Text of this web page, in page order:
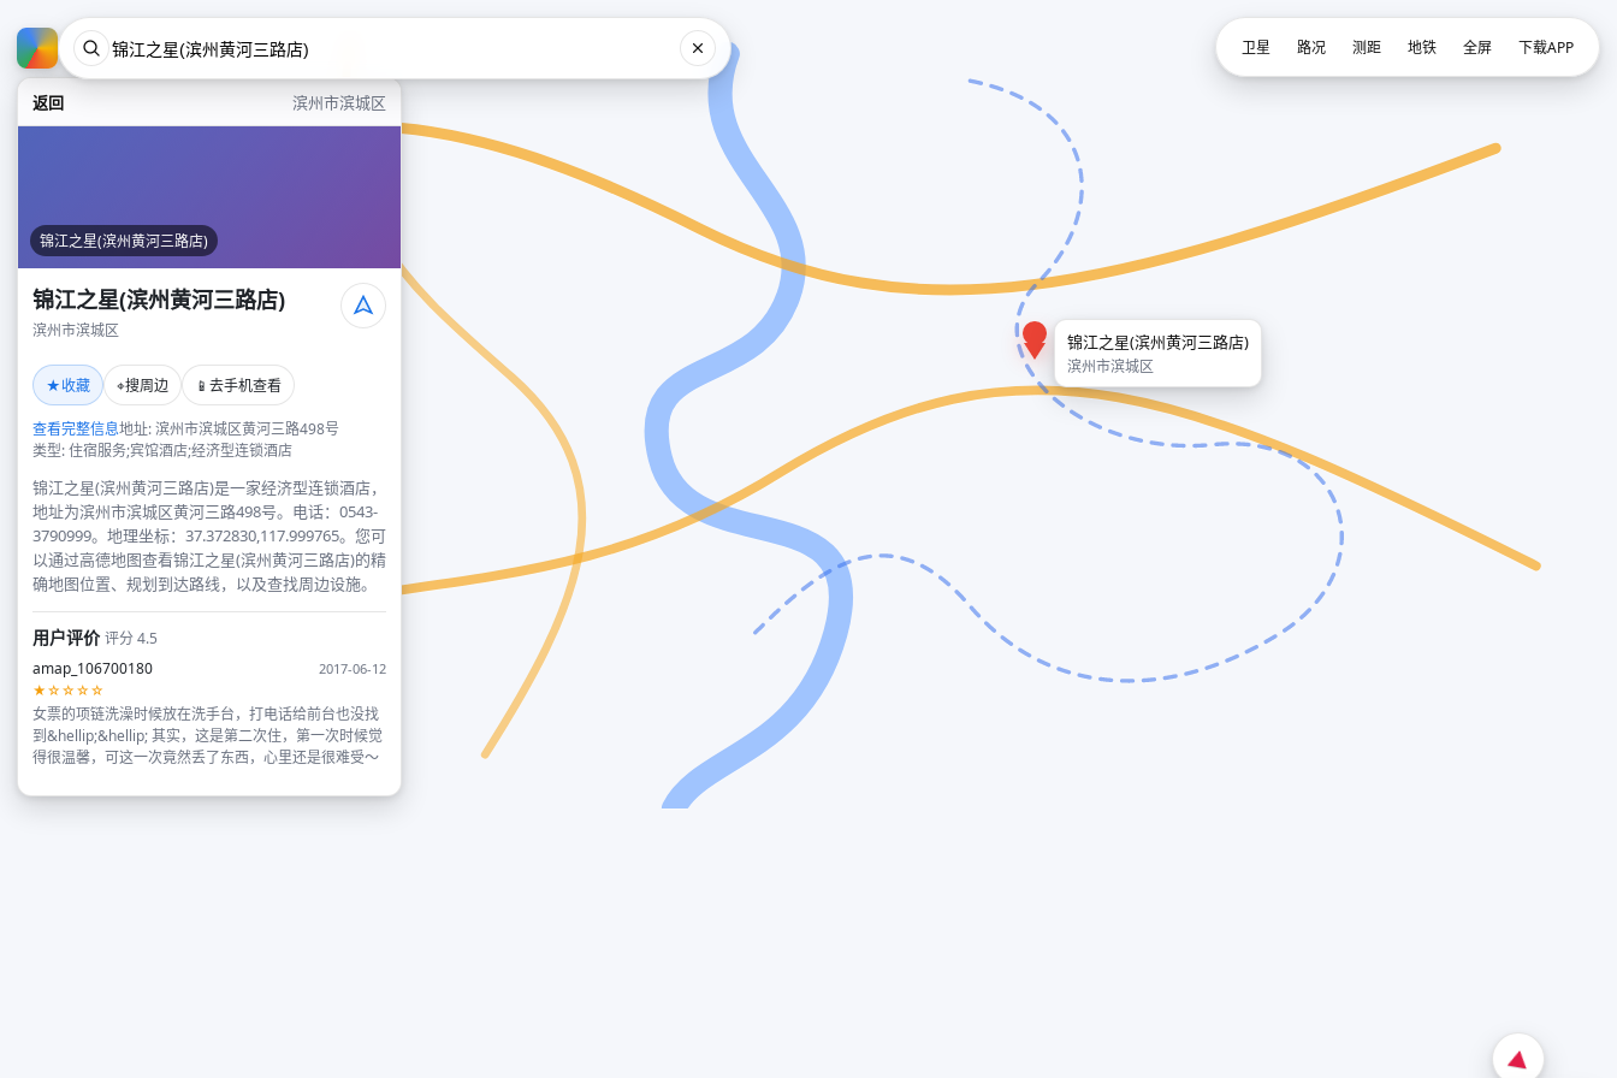
返回 滨州市滨城区
锦江之星(滨州黄河三路店)
锦江之星(滨州黄河三路店)
滨州市滨城区
★收藏 ⌖搜周边 📱 去手机查看
查看完整信息地址: 滨州市滨城区黄河三路498号
类型: 住宿服务;宾馆酒店;经济型连锁酒店
锦江之星(滨州黄河三路店)是一家经济型连锁酒店，
地址为滨州市滨城区黄河三路498号。电话：0543-
3790999。地理坐标：37.372830,117.999765。您可
以通过高德地图查看锦江之星(滨州黄河三路店)的精
确地图位置、规划到达路线，以及查找周边设施。
用户评价评分 4.5
amap_106700180
2017-06-12
★☆☆☆☆
女票的项链洗澡时候放在洗手台，打电话给前台也没找
到&hellip;&hellip; 其实，这是第二次住，第一次时候觉
得很温馨，可这一次竟然丢了东西，心里还是很难受～
锦江之星(滨州黄河三路店)
滨州市滨城区
卫星 路况 测距 地铁 全屏 下载APP